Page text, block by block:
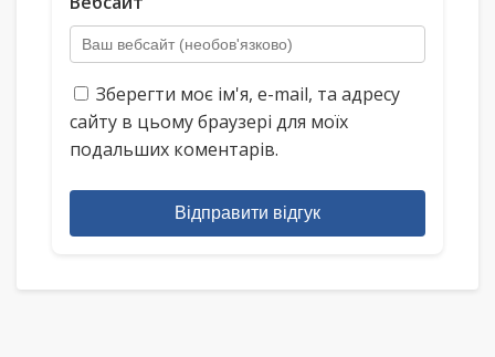
Зберегти моє ім'я, e-mail, та адресу
сайту в цьому браузері для моїх
подальших коментарів.
Відправити відгук